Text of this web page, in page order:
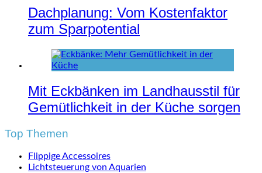
Dachplanung: Vom Kostenfaktor
zum Sparpotential
Mit Eckbänken im Landhausstil für
Gemütlichkeit in der Küche sorgen
Top Themen
Flippige Accessoires
Lichtsteuerung von Aquarien